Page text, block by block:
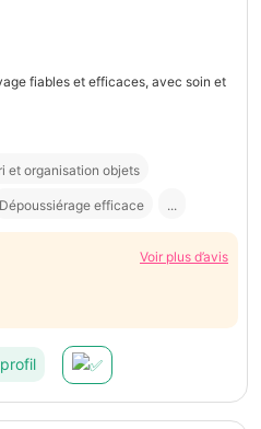
fiables et efficaces, avec soin et
et organisation objets
Dépoussiérage efficace ...
Voir plus d’avis